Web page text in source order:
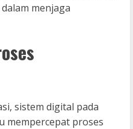
menjaga
sistem digital pada
mempercepat proses